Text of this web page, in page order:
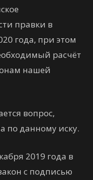
правки в
года, при этом
расчёт
нашей
вопрос,
по данному иску.
2019 года в
с подписью